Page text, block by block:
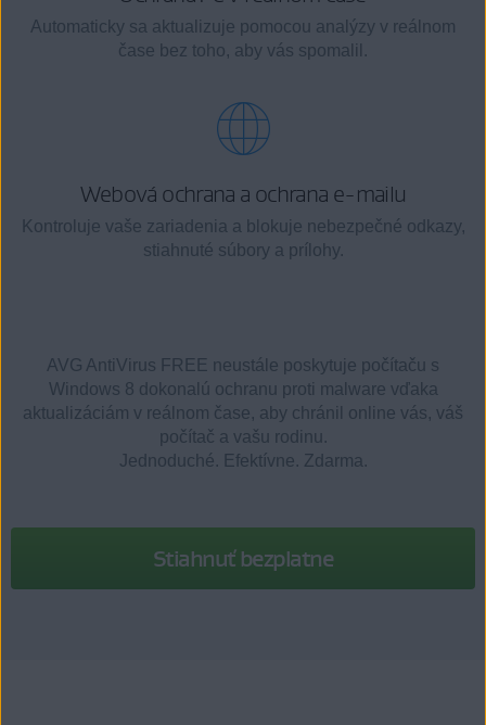
Automaticky sa aktualizuje pomocou analýzy v reálnom
čase bez toho, aby vás spomalil.
Webová ochrana a ochrana e-mailu
Kontroluje vaše zariadenia a blokuje nebezpečné odkazy,
stiahnuté súbory a prílohy.
AVG AntiVirus FREE neustále poskytuje počítaču s
Windows 8 dokonalú ochranu proti malware vďaka
aktualizáciám v reálnom čase, aby chránil online vás, váš
počítač a vašu rodinu.
Jednoduché. Efektívne. Zdarma.
Stiahnuť bezplatne